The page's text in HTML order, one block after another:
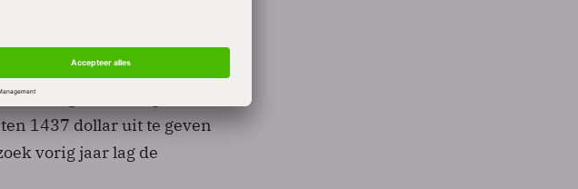
te kopen. Volgens het
11 procent toe ten opzichte
naar verwachting 3,9
vraag naar computers 1
1437 dollar uit te geven
vorig jaar lag de